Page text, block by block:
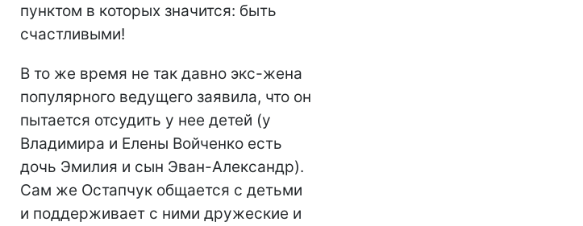
пунктом в которых значится: быть
счастливыми!
В то же время не так давно экс-жена
популярного ведущего заявила, что он
пытается отсудить у нее детей (у
Владимира и Елены Войченко есть
дочь Эмилия и сын Эван-Александр).
Сам же Остапчук общается с детьми
и поддерживает с ними дружеские и